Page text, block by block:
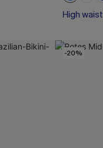
High waist
-20%